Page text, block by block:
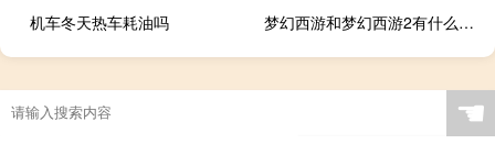
机车冬天热车耗油吗
梦幻西游和梦幻西游2有什么区别 梦幻西游股票系统
☚